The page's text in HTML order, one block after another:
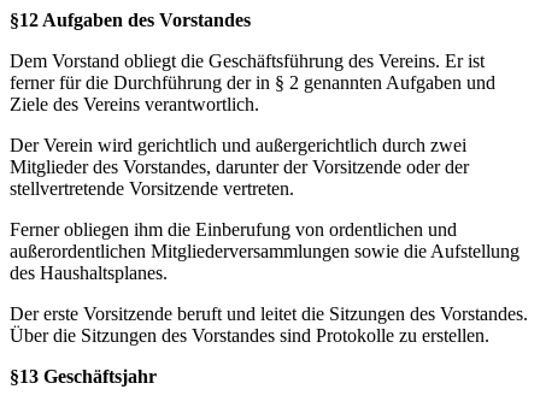
§12 Aufgaben des Vorstandes
Dem Vorstand obliegt die Geschäftsführung des Vereins. Er ist
ferner für die Durchführung der in § 2 genannten Aufgaben und
Ziele des Vereins verantwortlich.
Der Verein wird gerichtlich und außergerichtlich durch zwei
Mitglieder des Vorstandes, darunter der Vorsitzende oder der
stellvertretende Vorsitzende vertreten.
Ferner obliegen ihm die Einberufung von ordentlichen und
außerordentlichen Mitgliederversammlungen sowie die Aufstellung
des Haushaltsplanes.
Der erste Vorsitzende beruft und leitet die Sitzungen des Vorstandes.
Über die Sitzungen des Vorstandes sind Protokolle zu erstellen.
§13 Geschäftsjahr